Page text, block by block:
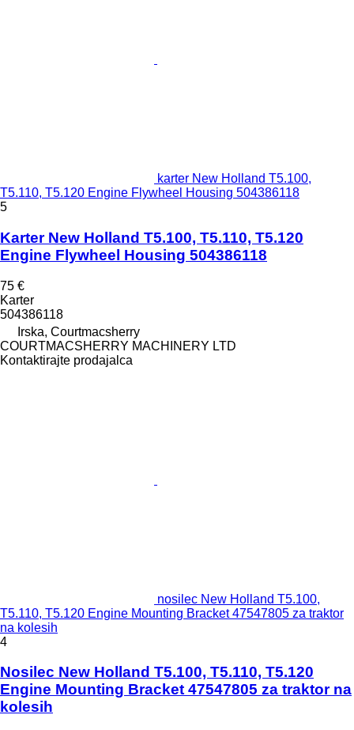
karter New Holland T5.100,
T5.110, T5.120 Engine Flywheel Housing 504386118
5
Karter New Holland T5.100, T5.110, T5.120
Engine Flywheel Housing 504386118
75 €
Karter
504386118
Irska, Courtmacsherry
COURTMACSHERRY MACHINERY LTD
Kontaktirajte prodajalca
nosilec New Holland T5.100,
T5.110, T5.120 Engine Mounting Bracket 47547805 za traktor
na kolesih
4
Nosilec New Holland T5.100, T5.110, T5.120
Engine Mounting Bracket 47547805 za traktor na
kolesih